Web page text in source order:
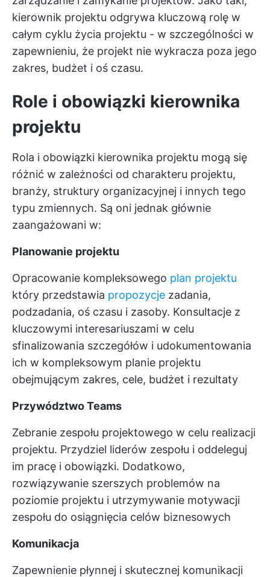
kierownik projektu odgrywa kluczową rolę w
całym cyklu życia projektu - w szczególności w
zapewnieniu, że projekt nie wykracza poza jego
zakres, budżet i oś czasu.
Role i obowiązki kierownika
projektu
Rola i obowiązki kierownika projektu mogą się
różnić w zależności od charakteru projektu,
branży, struktury organizacyjnej i innych tego
typu zmiennych. Są oni jednak głównie
zaangażowani w:
Planowanie projektu
Opracowanie kompleksowego plan projektu
który przedstawia propozycje zadania,
podzadania, oś czasu i zasoby. Konsultacje z
kluczowymi interesariuszami w celu
sfinalizowania szczegółów i udokumentowania
ich w kompleksowym planie projektu
obejmującym zakres, cele, budżet i rezultaty
Przywództwo Teams
Zebranie zespołu projektowego w celu realizacji
projektu. Przydziel liderów zespołu i oddeleguj
im pracę i obowiązki. Dodatkowo,
rozwiązywanie szerszych problemów na
poziomie projektu i utrzymywanie motywacji
zespołu do osiągnięcia celów biznesowych
Komunikacja
Zapewnienie płynnej i skutecznej komunikacji